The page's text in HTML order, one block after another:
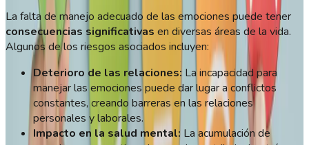
La falta de manejo adecuado de las emociones puede tener
consecuencias significativas en diversas áreas de la vida.
Algunos de los riesgos asociados incluyen:
Deterioro de las relaciones: La incapacidad para
manejar las emociones puede dar lugar a conflictos
constantes, creando barreras en las relaciones
personales y laborales.
Impacto en la salud mental: La acumulación de